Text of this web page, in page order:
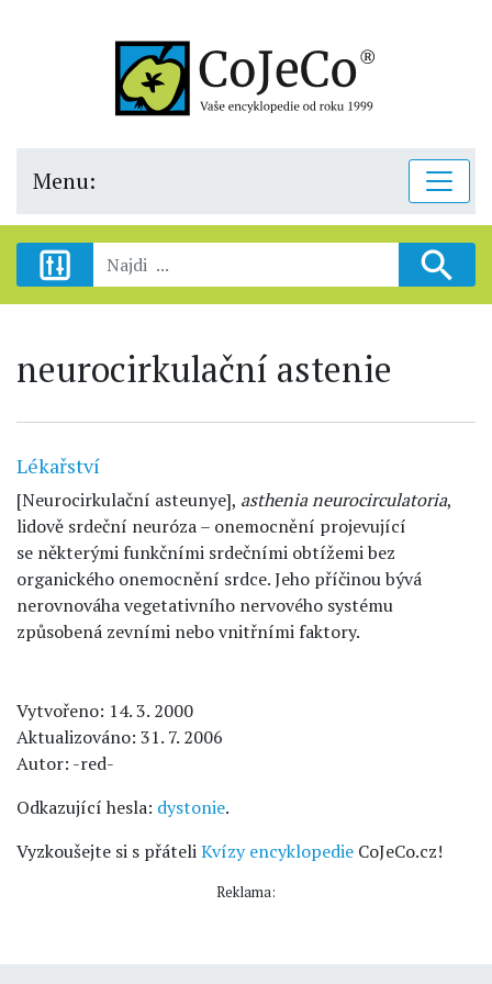
Menu:
neurocirkulační astenie
Lékařství
[Neurocirkulační asteunye], asthenia neurocirculatoria,
lidově srdeční neuróza – onemocnění projevující
se některými funkčními srdečními obtížemi bez
organického onemocnění srdce. Jeho příčinou bývá
nerovnováha vegetativního nervového systému
způsobená zevními nebo vnitřními faktory.
Vytvořeno: 14. 3. 2000
Aktualizováno: 31. 7. 2006
Autor: -red-
Odkazující hesla: dystonie.
Vyzkoušejte si s přáteliKvízy encyklopedie CoJeCo.cz!
Reklama: